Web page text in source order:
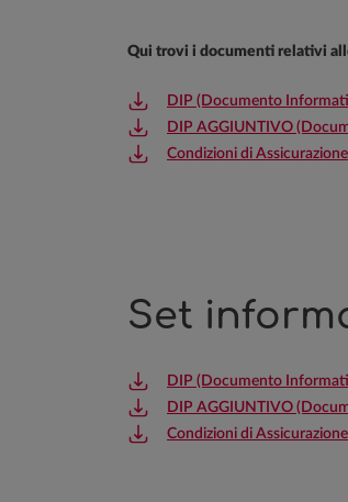
Qui trovi i documenti relativi
DIP (Documento
DIP AGGIUNTIVO
Condizioni di
Set
DIP (Documento
DIP AGGIUNTIVO
Condizioni di